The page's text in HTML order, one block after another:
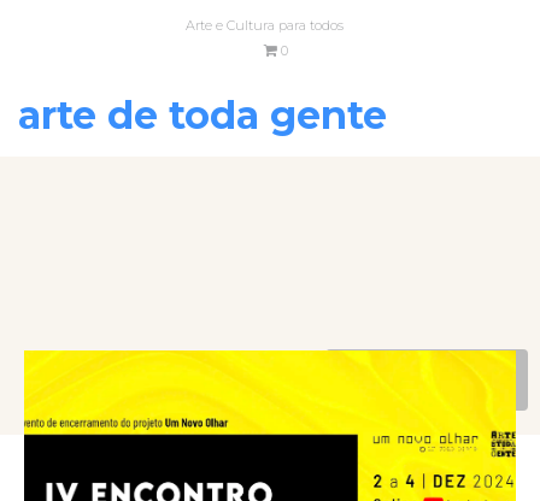
Arte e Cultura para todos
0
arte de toda gente
VOLTAR